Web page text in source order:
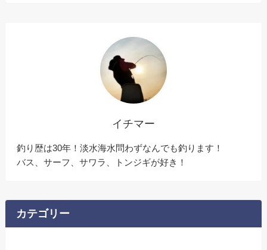
イチマー
釣り歴は30年！淡水海水問わずなんでも釣ります！
バス、サーフ、サワラ、トンジギが好き！
カテゴリー